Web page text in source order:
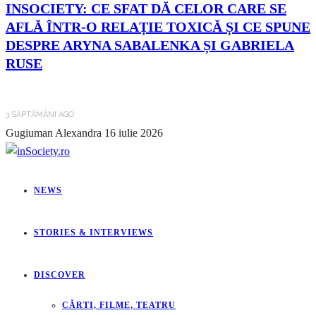
INSOCIETY: CE SFAT DĂ CELOR CARE SE
AFLĂ ÎNTR-O RELAȚIE TOXICĂ ȘI CE SPUNE
DESPRE ARYNA SABALENKA ȘI GABRIELA
RUSE
3 SĂPTĂMÂNI AGO
Gugiuman Alexandra 16 iulie 2026
NEWS
STORIES & INTERVIEWS
DISCOVER
CĂRTI, FILME, TEATRU